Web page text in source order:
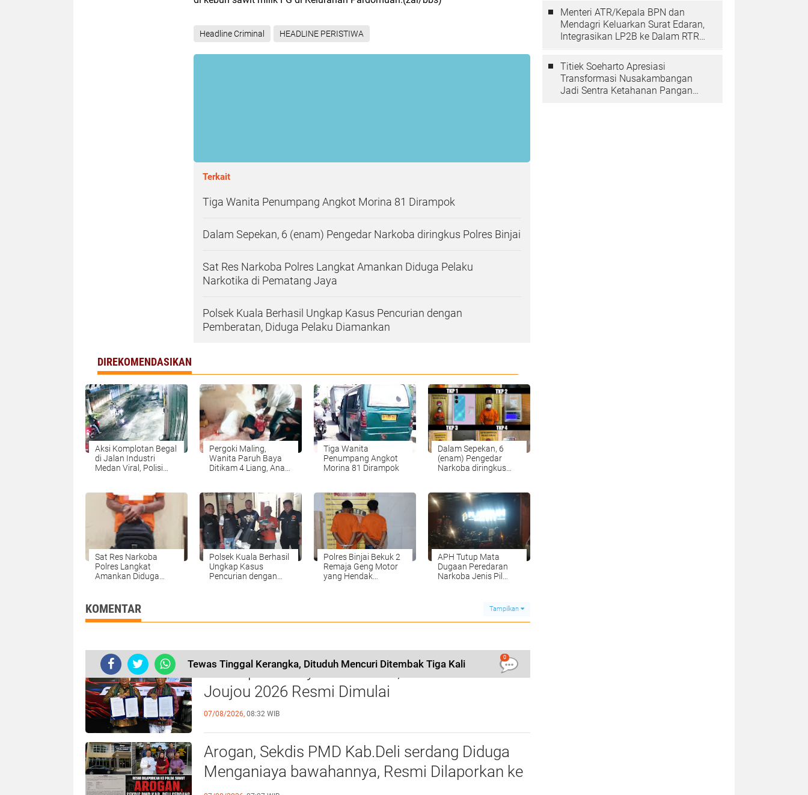
Headline Criminal HEADLINE PERISTIWA
Terkait
Tiga Wanita Penumpang Angkot Morina 81 Dirampok
Dalam Sepekan, 6 (enam) Pengedar Narkoba diringkus Polres Binjai
Sat Res Narkoba Polres Langkat Amankan Diduga Pelaku
Narkotika di Pematang Jaya
Polsek Kuala Berhasil Ungkap Kasus Pencurian dengan
Pemberatan, Diduga Pelaku Diamankan
DIREKOMENDASIKAN
Aksi Komplotan Begal
di Jalan Industri
Medan Viral, Polisi
Pergoki Maling,
Wanita Paruh Baya
Ditikam 4 Liang, Anak
Tiga Wanita
Penumpang Angkot
Morina 81 Dirampok
Dalam Sepekan, 6
(enam) Pengedar
Narkoba diringkus
Sat Res Narkoba
Polres Langkat
Amankan Diduga
Polsek Kuala Berhasil
Ungkap Kasus
Pencurian dengan
Polres Binjai Bekuk 2
Remaja Geng Motor
yang Hendak
APH Tutup Mata
Dugaan Peredaran
Narkoba Jenis Pil
terungkap, Ada
Dugaan Oknum Polisi
Inisial A Berpangkat
KOMENTAR Tampilkan
Tewas Tinggal Kerangka, Dituduh Mencuri Ditembak Tiga Kali
0
Ke Empat Kalinya di Samosir, Festival Tao Toba
Joujou 2026 Resmi Dimulai
07/08/2026, 08:32 WIB
‎Arogan, Sekdis PMD Kab.Deli serdang Diduga
Menganiaya bawahannya, Resmi Dilaporkan ke
Poldasu
Menteri ATR/Kepala BPN dan
Mendagri Keluarkan Surat Edaran,
Integrasikan LP2B ke Dalam RTRW
Titiek Soeharto Apresiasi
Transformasi Nusakambangan
Jadi Sentra Ketahanan Pangan